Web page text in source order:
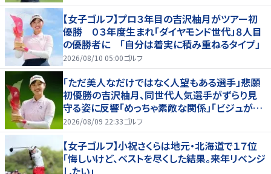
【女子ゴルフ】プロ３年目の吉沢柚月がツアー初
優勝 ０３年度生まれ「ダイヤモンド世代」８人目
の優勝者に 「自分は着実に積み重ねるタイプ」
2026/08/10 05:00ゴルフ
「ただ美人なだけではなく人望もある選手」悲願
初優勝の吉沢柚月、同世代人気選手がずらり見
守る姿に反響「めっちゃ素敵な関係」「ビジュが良
すぎてびっくり」
2026/08/09 22:33ゴルフ
【女子ゴルフ】小祝さくらは地元・北海道で１７位
「悔しいけど、ベストを尽くした結果。来年リベンジ
したい」